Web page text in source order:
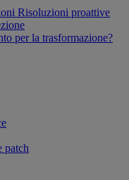
Risoluzioni proattive
per la trasformazione?
patch